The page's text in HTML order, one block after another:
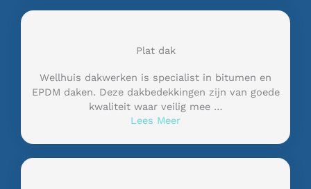
Plat dak
Wellhuis dakwerken is specialist in bitumen en
EPDM daken. Deze dakbedekkingen zijn van goede
kwaliteit waar veilig mee …
Lees Meer